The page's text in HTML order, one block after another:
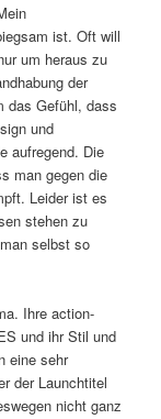
ist. Oft will
um heraus zu
der
das Gefühl, dass
und
aufregend. Die
man gegen die
Leider ist es
stehen zu
selbst so
Ihre action-
und ihr Stil und
eine sehr
der Launchtitel
nicht ganz